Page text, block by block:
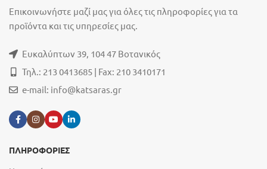
Επικοινωνήστε μαζί μας για όλες τις πληροφορίες για τα
προϊόντα και τις υπηρεσίες μας.
Ευκαλύπτων 39, 104 47 Βοτανικός
Τηλ.: 213 0413685 | Fax: 210 3410171
e-mail: info@katsaras.gr
ΠΛΗΡΟΦΟΡΙΕΣ